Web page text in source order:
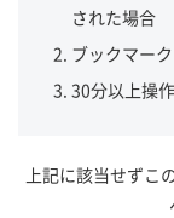
された場合
ブックマー
30分以上操
上記に該当せずこ